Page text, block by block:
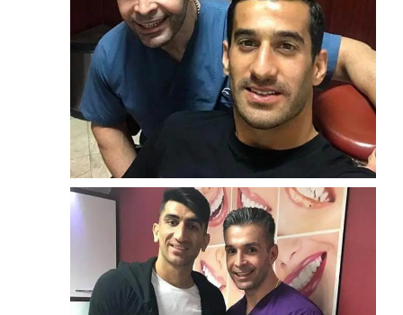
زوم
احسان حاج صفی